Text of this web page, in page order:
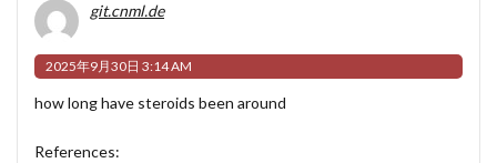
git.cnml.de
2025年9月30日 3:14 AM
how long have steroids been around
References: